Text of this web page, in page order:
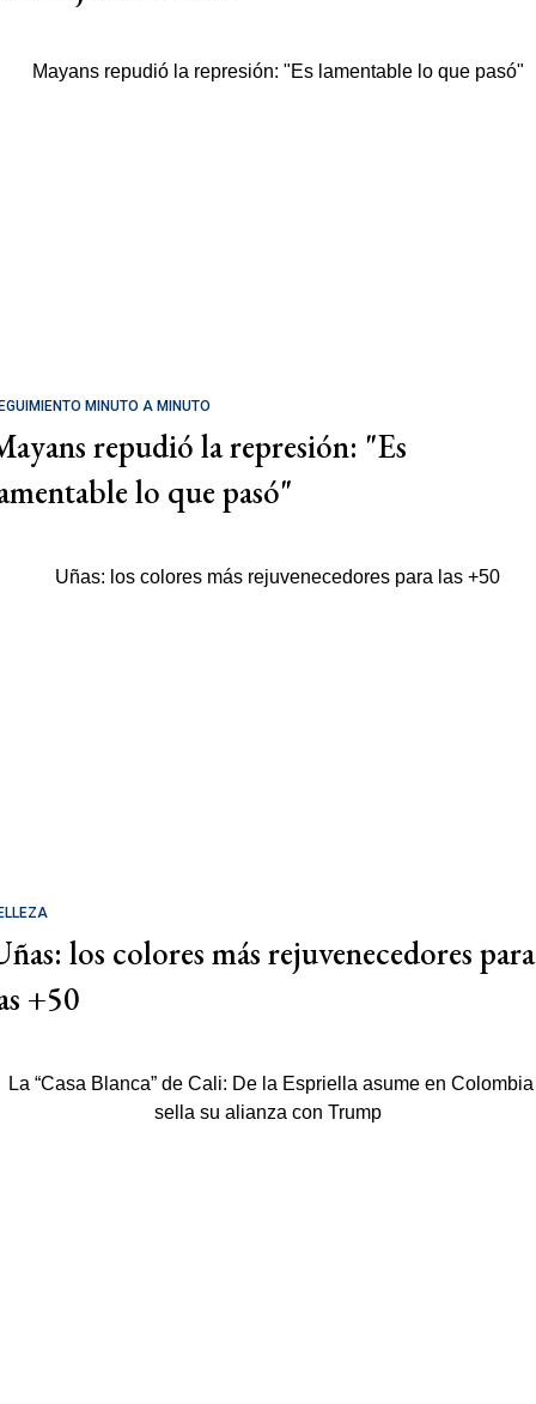
MINUTO A MINUTO
repudió la represión: "Es
lo que pasó"
los colores más rejuvenecedores para
+50